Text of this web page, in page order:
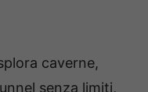
caverne,
senza limiti,